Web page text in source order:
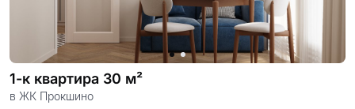
1-к квартира 30 м²
в ЖК Прокшино